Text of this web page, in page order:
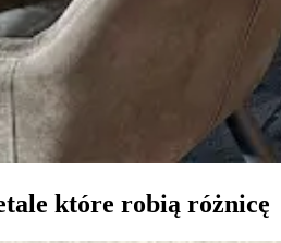
które robią różnicę